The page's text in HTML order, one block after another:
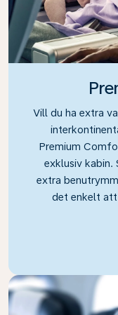
Vill du ha extra
Premium
exklusiv kabin.
extra
det enkelt att